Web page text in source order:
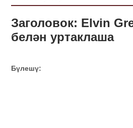
Заголовок: Elvin
белән уртаклаша
Бүлешү: